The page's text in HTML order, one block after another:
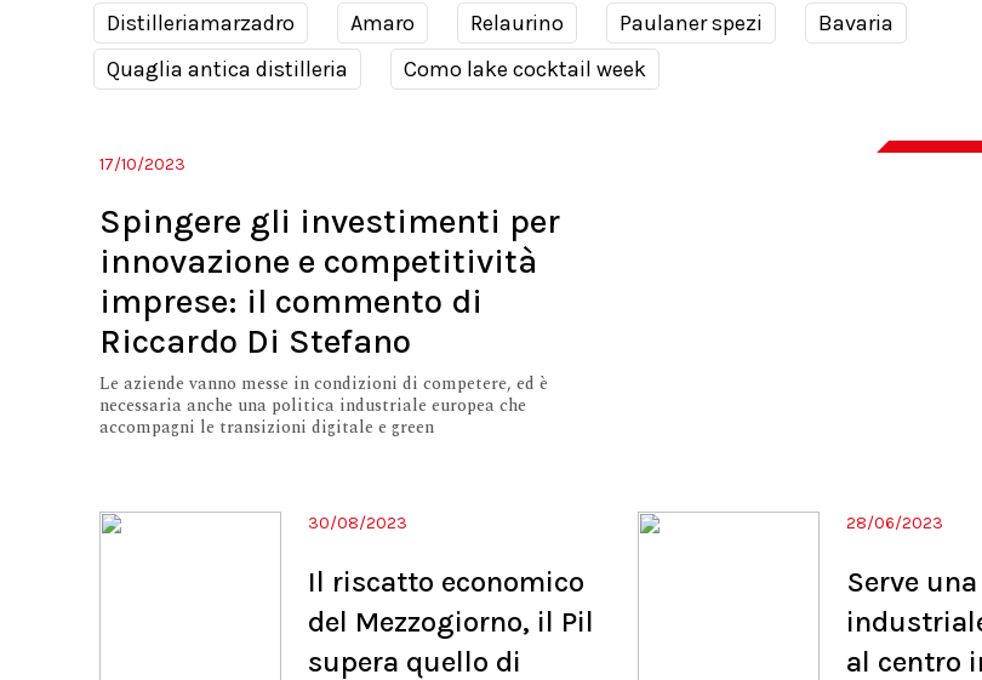
Distilleriamarzadro
Amaro Relaurino Paulaner spezi
Bavaria
Quaglia antica distilleria
Como lake cocktail week
17/10/2023
Spingere gli investimenti per
innovazione e competitività
imprese: il commento di
Riccardo Di Stefano
Le aziende vanno messe in condizioni di competere, ed è
necessaria anche una politica industriale europea che
accompagni le transizioni digitale e green
30/08/2023
Il riscatto economico
del Mezzogiorno, il Pil
supera quello di
28/06/2023
Serve
al centro